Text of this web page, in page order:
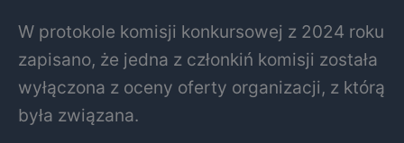
W protokole komisji konkursowej z 2024 roku
zapisano, że jedna z członkiń komisji została
wyłączona z oceny oferty organizacji, z którą
była związana.